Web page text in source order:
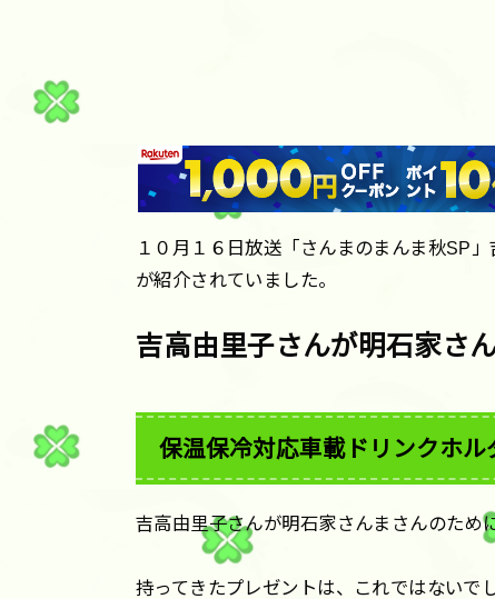
１０月１６日放送「さんまのまんま秋SP
が紹介されていました。
吉高由里子さんが明石家さ
保温保冷対応車載ドリンクホル
吉高由里子さんが明石家さんまさんのため
持ってきたプレゼントは、これではないで